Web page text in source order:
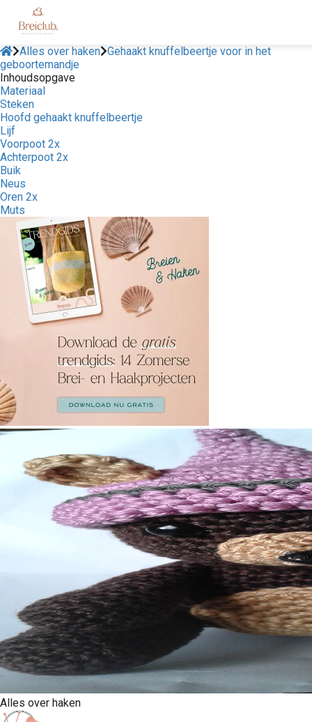
Alles over haken Gehaakt knuffelbeertje voor in het
geboortemandje
Inhoudsopgave
Materiaal
Steken
Hoofd gehaakt knuffelbeertje
Lijf
Voorpoot 2x
Achterpoot 2x
Buik
Neus
Oren 2x
Muts
Alles over haken